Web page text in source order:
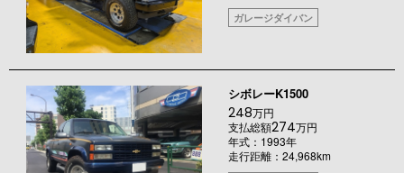
ガレージダイバン
シボレーK1500
248万円
支払総額274万円
年式：1993年
走行距離：24,968km